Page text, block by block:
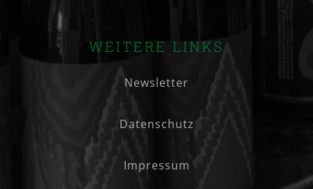
WEITERE LINKS
Newsletter
Datenschutz
Impressum